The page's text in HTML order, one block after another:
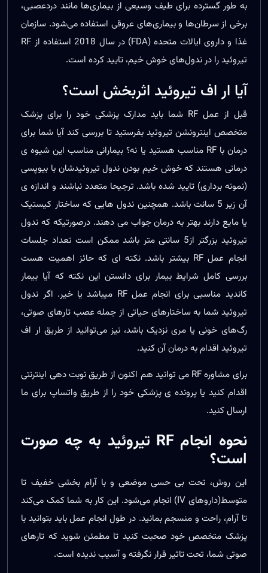
به طور گسترده برای طیف وسیعی از بیماری‌ها مانند دردعصبی،
برخی از سرطان‌ها و بیماری‌های عروقی استفاده می‌شود. سازمان
غذا و داروی ایالات متحده (FDA) در سال 2018 استفاده از RF
تیروئید را در ندول‌های خوش خیم، تایید کرده است.
آیا ار اف تیروئید اثربخش است؟
قبل از عمل RF شما باید مدارک پزشکی خود را برای پزشک
متخصص اینترونشن تیروئید بفرستید تا بررسی کند آیا شما برای
درمان با RF مناسب هستید یا نه؟ بیمارانی مناسب این شیوه ی
درمانی هستند که خوش خیم بودن ندول تیروئیدشان با بیوپسی
(نمونه برداری) تایید شده باشد. ترجیحا متعدد نباشند و اندازه ی
آن زیر 5 سانت باشد. همچنین ندول هایی که ساختار کیستیک
یا مایع دارند بهتر به درمان جواب می دهند. درصورتیکه که ندول
تیروئید بزرگتر از5 سانتی متر باشد ممکن است تعداد جلسات
انجام عمل RF بیشتر باشد. نکته ای که حائز اهمیت هست
بررسی کامل شرایط بیمار برای دانستن این نکته که آیا بیمار
کاندید مناسبی برای انجام عمل RF میباشد یا خیر. اگر ندول
تیروئید شما به ساختارهای حیاتی از جمله عصب تارهای صوتی،
رگ‌های خونی یا مری نزدیک باشد، نیز می‌توانید از طریق ار اف
تیروئید اقدام به درمان آن کنید.
برای مشاوره RF می توانید هم اکنون از طریق نوبت دهی اینترنتی
اقدام کنید یا پرونده ی پزشکی خود را از طریق واتساپ برای ما
ارسال کنید.
نحوه انجامRF تیروئید به چه صورت
است؟
این روش، تحت بی حسی موضعی و با آرام بخشی خفیف تا
متوسط(داروهای IV) انجام می‌شود. این کار به شما کمک می‌کند
تا آرام، راحت و منسجم بمانید. در طول انجام عمل باید بتوانید با
پزشک متخصص خود صحبت کنید تا مطمئن شوید که تارهای
صوتی شما، تحت تاثیر قرار نگرفته و آسیب ندیده است.